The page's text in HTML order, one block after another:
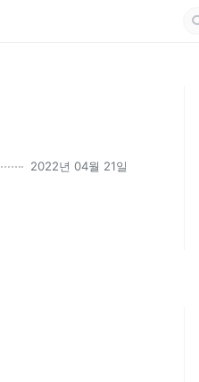
2022년 04월 21일